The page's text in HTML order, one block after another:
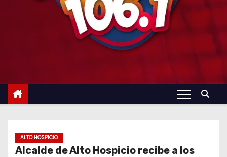
ALTO HOSPICIO
Alcalde de Alto Hospicio recibe a los